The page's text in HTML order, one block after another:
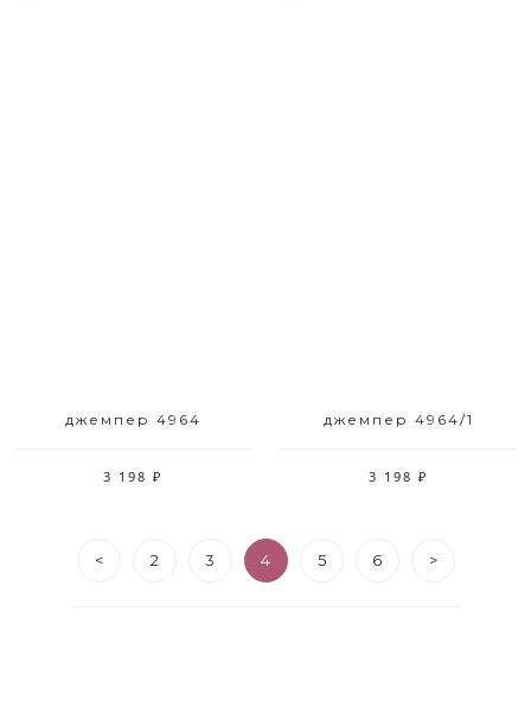
джемпер 4964
3 198 ₽
джемпер 4964/1
3 198 ₽
< 2 3 4 5 6 >